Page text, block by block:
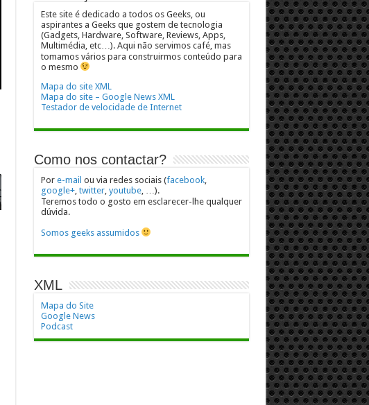
Este site é dedicado a todos os Geeks, ou
aspirantes a Geeks que gostem de tecnologia
(Gadgets, Hardware, Software, Reviews, Apps,
Multimédia, etc…). Aqui não servimos café, mas
tomamos vários para construirmos conteúdo para
o mesmo
Mapa do site XML
Mapa do site – Google News XML
Testador de velocidade de Internet
Como nos contactar?
Por e-mail ou via redes sociais (facebook,
google+, twitter, youtube, …).
Teremos todo o gosto em esclarecer-lhe qualquer
dúvida.
Somos geeks assumidos
XML
Mapa do Site
Google News
Podcast